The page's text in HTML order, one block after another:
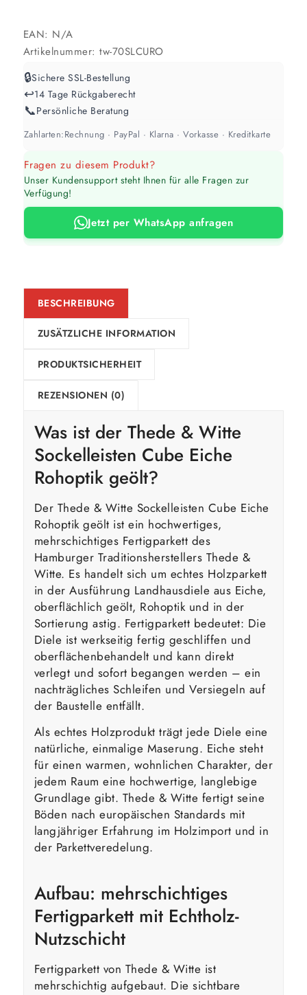
1 Anstrich reicht meist
Werte sind Richtwerte und können je nach Untergrund und Werkzeug
EAN: N/A
Artikelnummer:tw-70SLCURO
🔒Sichere SSL-Bestellung
↩️14 Tage Rückgaberecht
📞Persönliche Beratung
Zahlarten:Rechnung · PayPal · Klarna · Vorkasse · Kreditkarte
Fragen zu diesem Produkt?
Unser Kundensupport steht Ihnen für alle Fragen zur
Verfügung!
Jetzt per WhatsApp anfragen
BESCHREIBUNG
ZUSÄTZLICHE INFORMATION
PRODUKTSICHERHEIT
REZENSIONEN (0)
Was ist der Thede & Witte
Sockelleisten Cube Eiche
Rohoptik geölt?
Der Thede & Witte Sockelleisten Cube Eiche
Rohoptik geölt ist ein hochwertiges,
mehrschichtiges Fertigparkett des
Hamburger Traditionsherstellers Thede &
Witte. Es handelt sich um echtes Holzparkett
in der Ausführung Landhausdiele aus Eiche,
oberflächlich geölt, Rohoptik und in der
Sortierung astig. Fertigparkett bedeutet: Die
Diele ist werkseitig fertig geschliffen und
oberflächenbehandelt und kann direkt
verlegt und sofort begangen werden – ein
nachträgliches Schleifen und Versiegeln auf
der Baustelle entfällt.
Als echtes Holzprodukt trägt jede Diele eine
natürliche, einmalige Maserung. Eiche steht
für einen warmen, wohnlichen Charakter, der
jedem Raum eine hochwertige, langlebige
Grundlage gibt. Thede & Witte fertigt seine
Böden nach europäischen Standards mit
langjähriger Erfahrung im Holzimport und in
der Parkettveredelung.
Aufbau: mehrschichtiges
Fertigparkett mit Echtholz-
Nutzschicht
Fertigparkett von Thede & Witte ist
mehrschichtig aufgebaut. Die sichtbare